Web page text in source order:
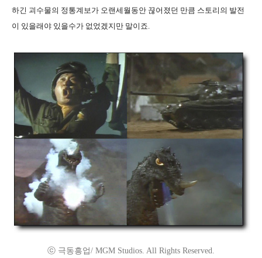
하긴 괴수물의 정통계보가 오랜세월동안 끊어졌던 만큼 스토리의 발전
이 있을래야 있을수가 없었겠지만 말이죠.
ⓒ 극동흥업/ MGM Studios. All Rights Reserved.